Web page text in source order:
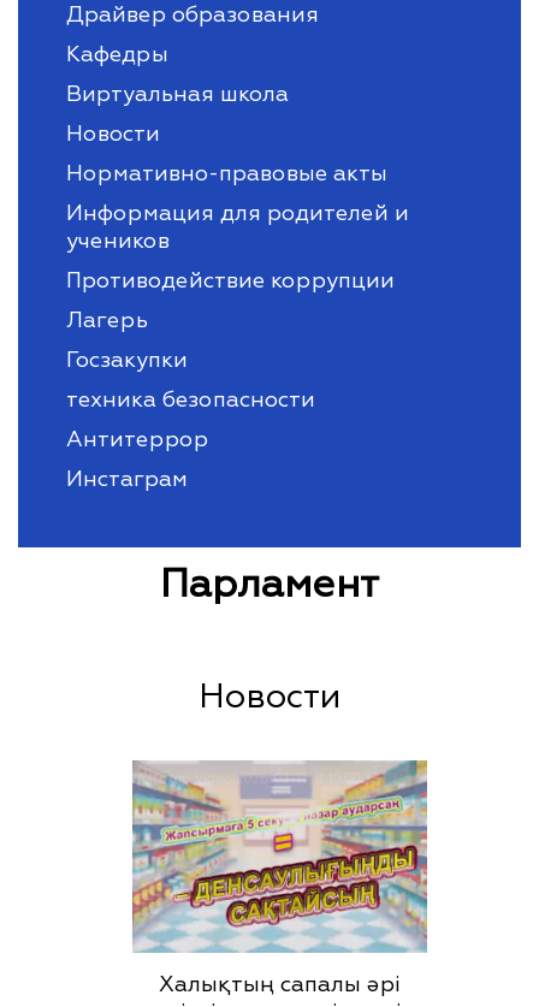
Драйвер образования
Кафедры
Виртуальная школа
Новости
Нормативно-правовые акты
Информация для родителей и
учеников
Противодействие коррупции
Лагерь
Госзакупки
техника безопасности
Антитеррор
Инстаграм
Парламент
Новости
Халықтың сапалы әрі